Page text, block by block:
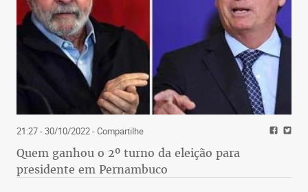
11:34 - 28/06/2019 - Compartilhe
Presos do ataque a Uberaba são paulistas e
podem seguir para presídio federal